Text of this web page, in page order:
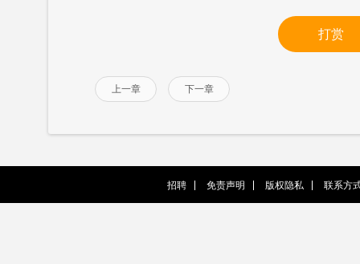
打赏
上一章 下一章
招聘 免责声明 版权隐私 联系方